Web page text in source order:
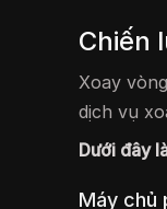
Chiến
Xoay
dịch vụ
Dưới đây
Máy chủ